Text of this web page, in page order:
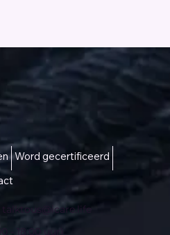
talktous@icare.life
Word gecertificeerd
- 18:00 uur)